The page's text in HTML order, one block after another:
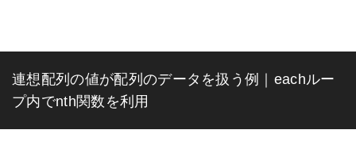
連想配列の値が配列のデータを扱う例｜eachルー
プ内でnth関数を利用